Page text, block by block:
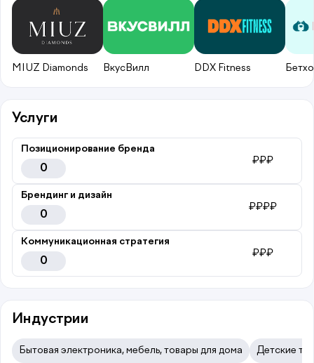
MIUZ Diamonds ВкусВилл DDX Fitness
Услуги
Позиционирование бренда
0
₽₽₽
Брендинг и дизайн
0
₽₽₽₽
Коммуникационная стратегия
0
₽₽₽
Индустрии
Бытовая электроника, мебель, товары для дома Детские